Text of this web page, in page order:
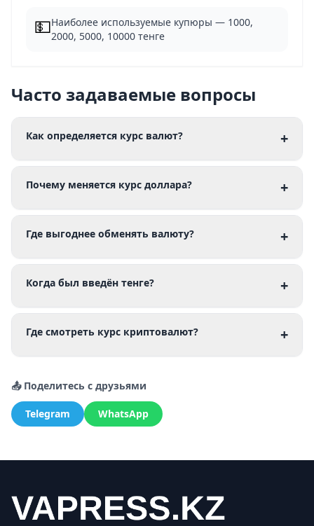
💵Наиболее используемые купюры — 1000,
2000, 5000, 10000 тенге
Часто задаваемые вопросы
Как определяется курс валют? +
Почему меняется курс доллара? +
Где выгоднее обменять валюту? +
Когда был введён тенге? +
Где смотреть курс криптовалют? +
📤 Поделитесь с друзьями
Telegram WhatsApp